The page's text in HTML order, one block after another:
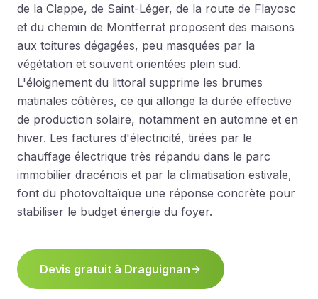
de la Clappe, de Saint-Léger, de la route de Flayosc
et du chemin de Montferrat proposent des maisons
aux toitures dégagées, peu masquées par la
végétation et souvent orientées plein sud.
L'éloignement du littoral supprime les brumes
matinales côtières, ce qui allonge la durée effective
de production solaire, notamment en automne et en
hiver. Les factures d'électricité, tirées par le
chauffage électrique très répandu dans le parc
immobilier dracénois et par la climatisation estivale,
font du photovoltaïque une réponse concrète pour
stabiliser le budget énergie du foyer.
Devis gratuit à Draguignan